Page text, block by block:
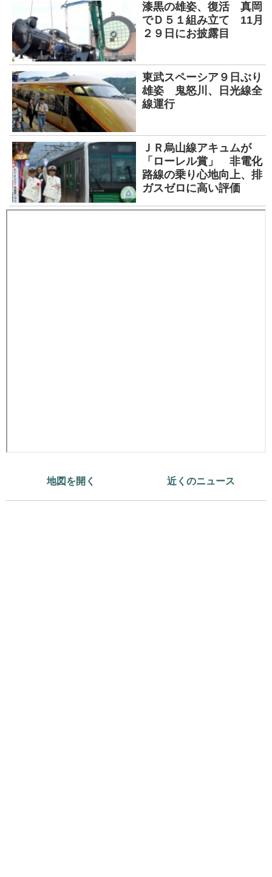
漆黒の雄姿、復活 真岡
でＤ５１組み立て 11月
２９日にお披露目
東武スペーシア９日ぶり
雄姿 鬼怒川、日光線全
線運行
ＪＲ烏山線アキュムが
「ローレル賞」 非電化
路線の乗り心地向上、排
ガスゼロに高い評価
地図を開く 近くのニュース